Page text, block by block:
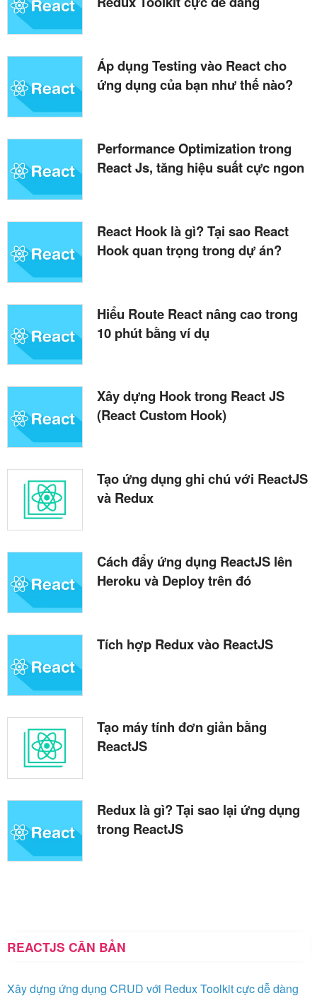
Áp dụng Testing vào React cho
ứng dụng của bạn như thế nào?
Performance Optimization trong
React Js, tăng hiệu suất cực ngon
React Hook là gì? Tại sao React
Hook quan trọng trong dự án?
Hiểu Route React nâng cao trong
10 phút bằng ví dụ
Xây dựng Hook trong React JS
(React Custom Hook)
Tạo ứng dụng ghi chú với ReactJS
và Redux
Cách đẩy ứng dụng ReactJS lên
Heroku và Deploy trên đó
Tích hợp Redux vào ReactJS
Tạo máy tính đơn giản bằng
ReactJS
Redux là gì? Tại sao lại ứng dụng
trong ReactJS
REACTJS CĂN BẢN
Xây dựng ứng dụng CRUD với Redux Toolkit cực dễ dàng